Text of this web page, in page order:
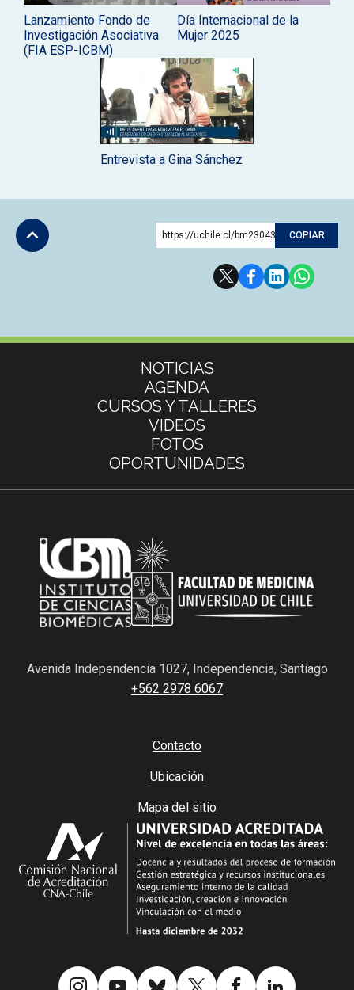
Lanzamiento Fondo de
Investigación Asociativa
(FIA ESP-ICBM)
Día Internacional de la
Mujer 2025
Entrevista a Gina Sánchez
https://uchile.cl/bm230433 COPIAR
NOTICIAS
AGENDA
CURSOS Y TALLERES
VIDEOS
FOTOS
OPORTUNIDADES
Avenida Independencia 1027, Independencia, Santiago
+562 2978 6067
Contacto
Ubicación
Mapa del sitio